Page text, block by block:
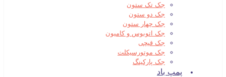
جک تک ستون
جک دو ستون
جک چهار ستون
جک اتوبوس و کامیون
جک قیچی
جک موتورسیکلت
جک پارکینگ
پمپ باد